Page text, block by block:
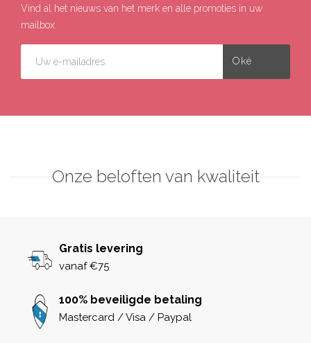
Vind al het nieuws van het merk en alle promoties in uw
mailbox.
Onze beloften van kwaliteit
Gratis levering
vanaf €75
100% beveiligde betaling
Mastercard / Visa / Paypal